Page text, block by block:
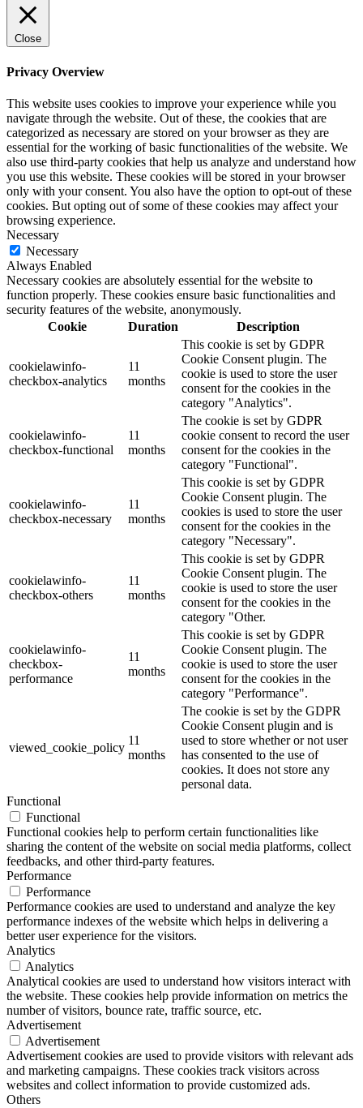
Close
Privacy Overview
This website uses cookies to improve your experience while you
navigate through the website. Out of these, the cookies that are
categorized as necessary are stored on your browser as they are
essential for the working of basic functionalities of the website. We
also use third-party cookies that help us analyze and understand how
you use this website. These cookies will be stored in your browser
only with your consent. You also have the option to opt-out of these
cookies. But opting out of some of these cookies may affect your
browsing experience.
Necessary
Necessary
Always Enabled
Necessary cookies are absolutely essential for the website to
function properly. These cookies ensure basic functionalities and
security features of the website, anonymously.
Cookie
Duration Description
cookielawinfo-
checkbox-analytics
11
months
This cookie is set by GDPR
Cookie Consent plugin. The
cookie is used to store the user
consent for the cookies in the
category "Analytics".
cookielawinfo-
checkbox-functional
11
months
The cookie is set by GDPR
cookie consent to record the user
consent for the cookies in the
category "Functional".
cookielawinfo-
checkbox-necessary
11
months
This cookie is set by GDPR
Cookie Consent plugin. The
cookies is used to store the user
consent for the cookies in the
category "Necessary".
cookielawinfo-
checkbox-others
11
months
This cookie is set by GDPR
Cookie Consent plugin. The
cookie is used to store the user
consent for the cookies in the
category "Other.
cookielawinfo-
checkbox-
performance
11
months
This cookie is set by GDPR
Cookie Consent plugin. The
cookie is used to store the user
consent for the cookies in the
category "Performance".
viewed_cookie_policy
11
months
The cookie is set by the GDPR
Cookie Consent plugin and is
used to store whether or not user
has consented to the use of
cookies. It does not store any
personal data.
Functional
Functional
Functional cookies help to perform certain functionalities like
sharing the content of the website on social media platforms, collect
feedbacks, and other third-party features.
Performance
Performance
Performance cookies are used to understand and analyze the key
performance indexes of the website which helps in delivering a
better user experience for the visitors.
Analytics
Analytics
Analytical cookies are used to understand how visitors interact with
the website. These cookies help provide information on metrics the
number of visitors, bounce rate, traffic source, etc.
Advertisement
Advertisement
Advertisement cookies are used to provide visitors with relevant ads
and marketing campaigns. These cookies track visitors across
websites and collect information to provide customized ads.
Others